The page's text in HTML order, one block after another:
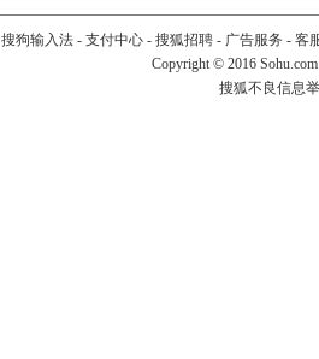
搜狗输入法- 支付中心- 搜狐招聘- 广告服务 - 客
Copyright © 2016
搜狐不良信息